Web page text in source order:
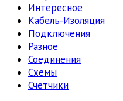
Интересное
Кабель-Изоляция
Подключения
Разное
Соединения
Схемы
Счетчики